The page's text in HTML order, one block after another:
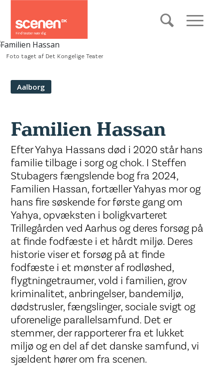
Foto taget af Det Kongelige Teater
Aalborg
Familien Hassan
Efter Yahya Hassans død i 2020 står hans
familie tilbage i sorg og chok. I Steffen
Stubagers fængslende bog fra 2024,
Familien Hassan, fortæller Yahyas mor og
hans fire søskende for første gang om
Yahya, opvæksten i boligkvarteret
Trillegården ved Aarhus og deres forsøg på
at finde fodfæste i et hårdt miljø. Deres
historie viser et forsøg på at finde
fodfæste i et mønster af rodløshed,
flygtningetraumer, vold i familien, grov
kriminalitet, anbringelser, bandemiljø,
dødstrusler, fængslinger, sociale svigt og
uforenelige parallelsamfund. Det er
stemmer, der rapporterer fra et lukket
miljø og en del af det danske samfund, vi
sjældent hører om fra scenen.